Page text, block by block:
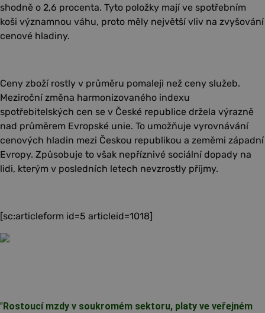
shodně o 2,6 procenta. Tyto položky mají ve spotřebním
koši významnou váhu, proto měly největší vliv na zvyšování
cenové hladiny.
Ceny zboží rostly v průměru pomaleji než ceny služeb.
Meziroční změna harmonizovaného indexu
spotřebitelských cen se v České republice držela výrazně
nad průměrem Evropské unie. To umožňuje vyrovnávání
cenových hladin mezi Českou republikou a zeměmi západní
Evropy. Způsobuje to však nepříznivé sociální dopady na
lidi, kterým v posledních letech nevzrostly příjmy.
[sc:articleform id=5 articleid=1018]
" Rostoucí mzdy v soukromém sektoru, platy ve veřejném